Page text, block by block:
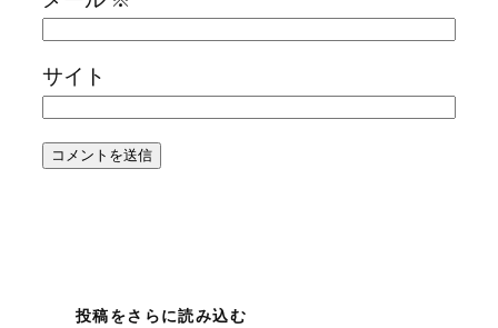
サイト
投稿をさらに読み込む